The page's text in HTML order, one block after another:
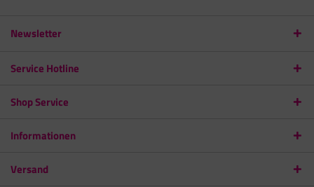
Newsletter
Service Hotline
Shop Service
Informationen
Versand